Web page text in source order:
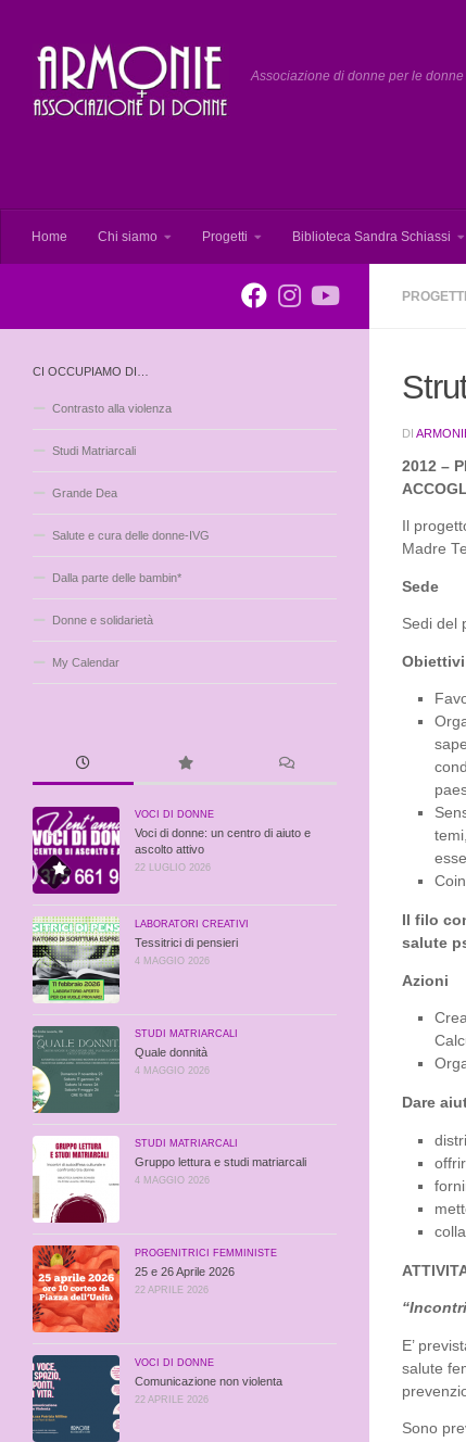
Associazione di donne per le
Home Chi siamo Progetti Biblioteca Sandra Schiassi
DI
2012 –
Il
Madre
Sede
Sedi del
Obiettivi
Il filo
salute
Azioni
Dare
E’
salute
Sono
CI OCCUPIAMO DI…
Contrasto alla violenza
Studi Matriarcali
Grande Dea
Salute e cura delle donne-IVG
Dalla parte delle bambin*
Donne e solidarietà
My Calendar
VOCI DI DONNE
Voci di donne: un centro di aiuto e
ascolto attivo
22 LUGLIO 2026
LABORATORI CREATIVI
Tessitrici di pensieri
4 MAGGIO 2026
STUDI MATRIARCALI
Quale donnità
4 MAGGIO 2026
STUDI MATRIARCALI
Gruppo lettura e studi matriarcali
4 MAGGIO 2026
PROGENITRICI FEMMINISTE
25 e 26 Aprile 2026
22 APRILE 2026
VOCI DI DONNE
Comunicazione non violenta
22 APRILE 2026